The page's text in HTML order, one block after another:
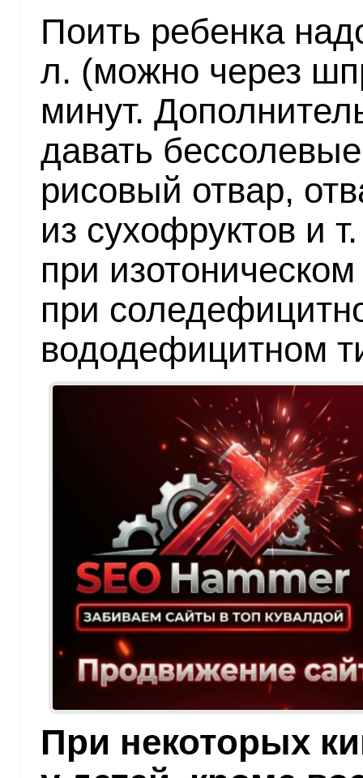
Поить ребенка
л. (можно через
минут.
давать
рисовый отвар,
из сухофруктов и
при
при
вододефицитном
При некоторых